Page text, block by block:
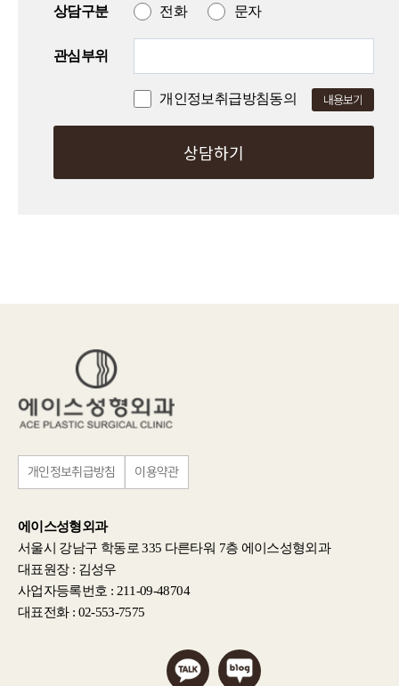
상담구분 전화 문자
관심부위
개인정보취급방침동의 내용보기
개인정보취급방침 이용약관
에이스성형외과
서울시 강남구 학동로 335 다른타워 7층 에이스성형외과
대표원장 : 김성우
사업자등록번호 : 211-09-48704
대표전화 : 02-553-7575